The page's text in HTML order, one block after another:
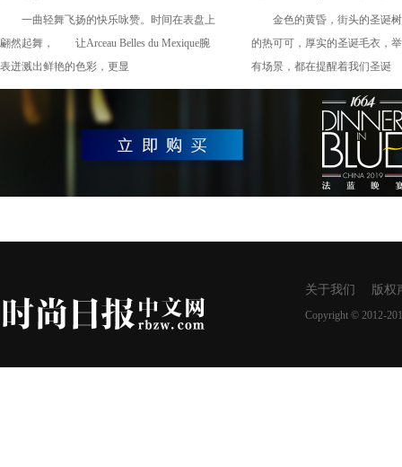
Mexique 腕表
一曲轻舞飞扬的快乐咏赞。时间在表盘上
翩然起舞， 让Arceau Belles du Mexique腕
表迸溅出鲜艳的色彩，更显
会，今年的圣诞节
于？
金色的黄昏，街头的圣诞树
的热可可，厚实的圣诞毛衣，
有场景，都在提醒着我们圣诞
关于我们 版权
Copyright © 2012-